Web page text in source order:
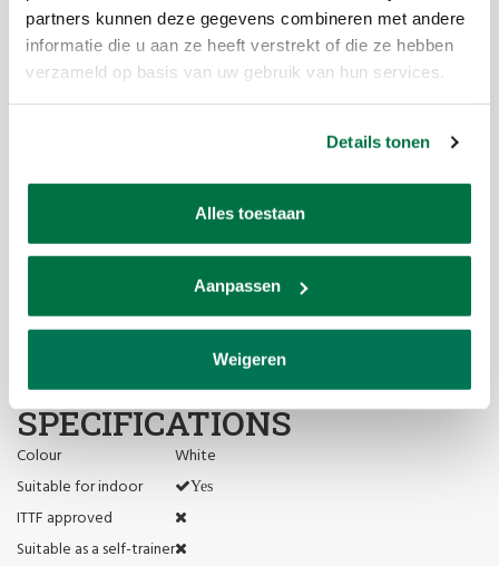
partners kunnen deze gegevens combineren met andere
informatie die u aan ze heeft verstrekt of die ze hebben
verzameld op basis van uw gebruik van hun services.
Details tonen
Alles toestaan
Aanpassen
Weigeren
Grasshopper defines a new game concept in which togetherness is
central.
Height from the ground - 75 cm
Accessories included - 2 paddles, 6 balls included
SPECIFICATIONS
Colour
White
Suitable for indoor
Yes
ITTF approved
Suitable as a self-trainer